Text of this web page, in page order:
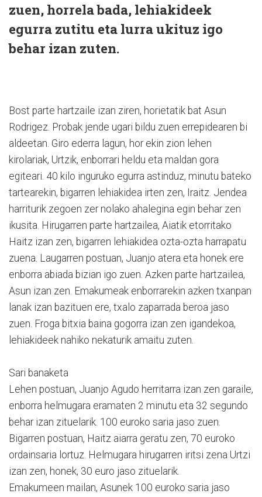
zuen, horrela bada, lehiakideek
egurra zutitu eta lurra ukituz igo
behar izan zuten.
Bost parte hartzaile izan ziren, horietatik bat Asun
Rodrigez. Probak jende ugari bildu zuen errepidearen bi
aldeetan. Giro ederra lagun, hor ekin zion lehen
kirolariak, Urtzik, enborrari heldu eta maldan gora
egiteari. 40 kilo inguruko egurra astinduz, minutu bateko
tartearekin, bigarren lehiakidea irten zen, Iraitz. Jendea
harriturik zegoen zer nolako ahalegina egin behar zen
ikusita. Hirugarren parte hartzailea, Aiatik etorritako
Haitz izan zen, bigarren lehiakidea ozta-ozta harrapatu
zuena. Laugarren postuan, Juanjo atera eta honek ere
enborra abiada bizian igo zuen. Azken parte hartzailea,
Asun izan zen. Emakumeak enborrarekin azken txanpan
lanak izan bazituen ere, txalo zaparrada beroa jaso
zuen. Froga bitxia baina gogorra izan zen igandekoa,
lehiakideek nahiko nekaturik amaitu zuten.
Sari banaketa
Lehen postuan, Juanjo Agudo herritarra izan zen garaile,
enborra helmugara eramaten 2 minutu eta 32 segundo
behar izan zituelarik. 100 euroko saria jaso zuen.
Bigarren postuan, Haitz aiarra geratu zen, 70 euroko
ordainsaria lortuz. Helmugara hirugarren iritsi zena Urtzi
izan zen, honek, 30 euro jaso zituelarik.
Emakumeen mailan, Asunek 100 euroko saria jaso